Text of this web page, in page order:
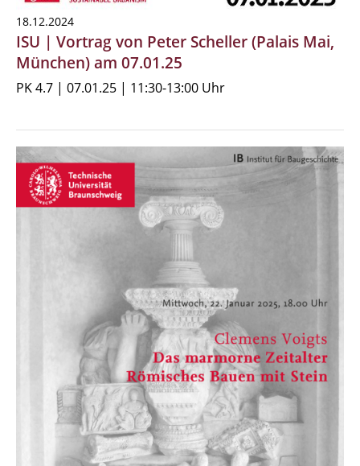
18.12.2024
ISU | Vortrag von Peter Scheller (Palais Mai,
München) am 07.01.25
PK 4.7 | 07.01.25 | 11:30-13:00 Uhr